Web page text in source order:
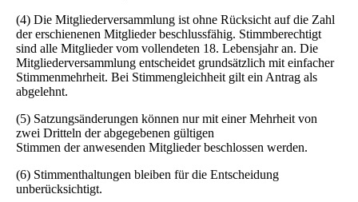
(4) Die Mitgliederversammlung ist ohne Rücksicht auf die Zahl
der erschienenen Mitglieder beschlussfähig. Stimmberechtigt
sind alle Mitglieder vom vollendeten 18. Lebensjahr an. Die
Mitgliederversammlung entscheidet grundsätzlich mit einfacher
Stimmenmehrheit. Bei Stimmengleichheit gilt ein Antrag als
abgelehnt.
(5) Satzungsänderungen können nur mit einer Mehrheit von
zwei Dritteln der abgegebenen gültigen
Stimmen der anwesenden Mitglieder beschlossen werden.
(6) Stimmenthaltungen bleiben für die Entscheidung
unberücksichtigt.